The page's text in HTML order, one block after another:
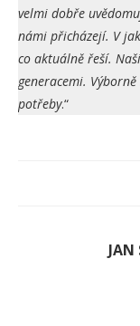
velmi dobře
námi přicházejí. V
co aktuálně řeší.
generacemi.
potřeby.“
JAN